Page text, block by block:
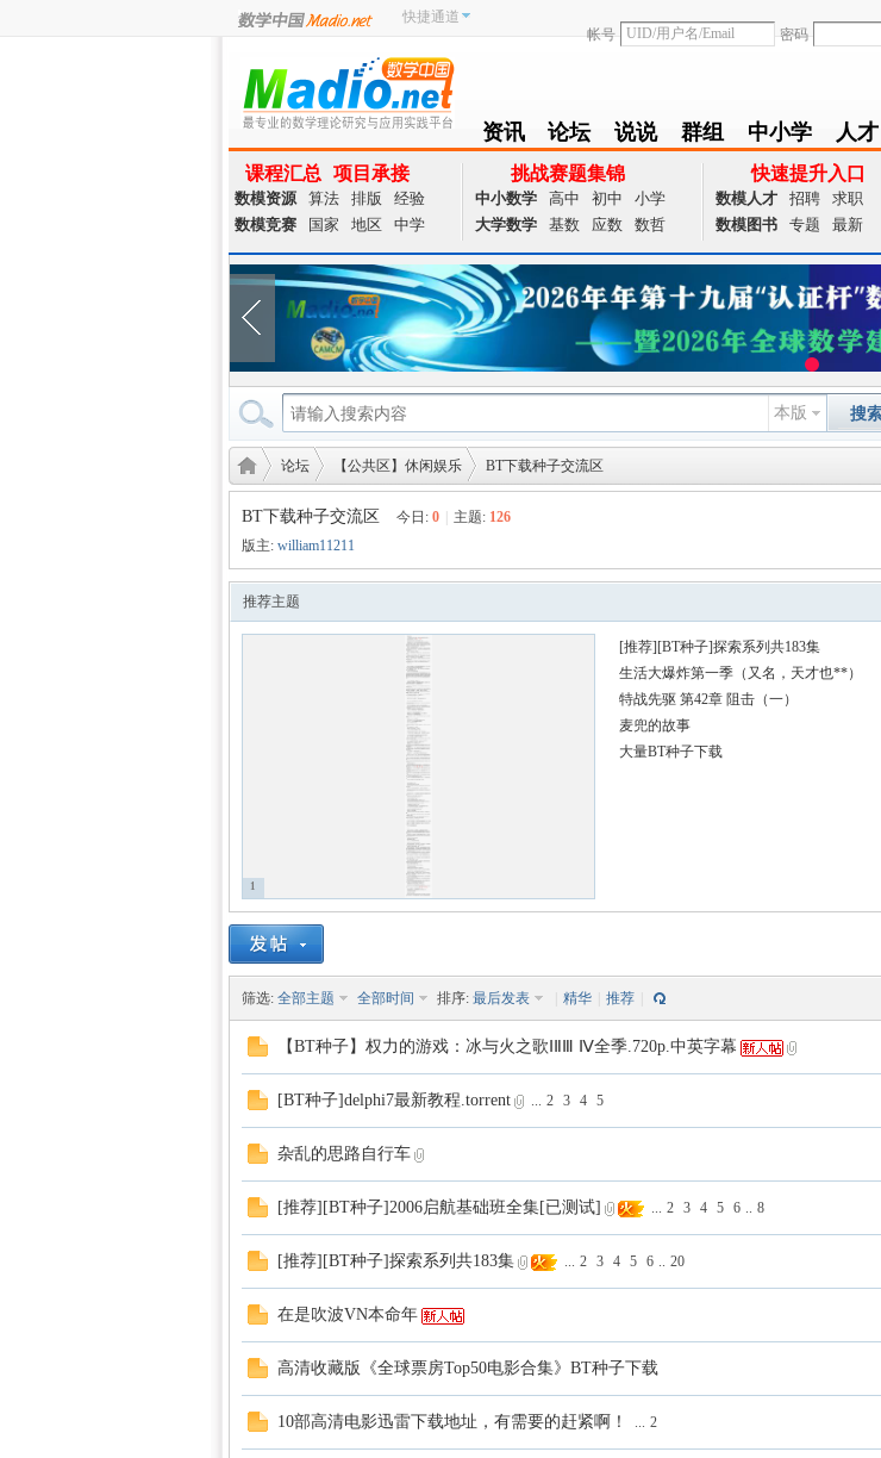
快捷通道
帐号
密码
资讯
NEWS
论坛
BBS
说说
Follow
群组
group
中小学
zxx
人才
achieve
课程汇总 项目承接
数模资源 算法 排版
经验
数模竞赛
国家 地区 中学
挑战赛题集锦
中小数学 高中 初中
小学
大学数学
基数 应数 数哲
快速提升入口
数模人才 招聘
求职
数模图书
专题 最新
本版 搜
数学»
论坛
›
【公共区】休闲娱乐
›
BT下载种子交流区
BT下载种子交流区 今日: 0 主题: 126
版主: william11211
推荐主题
1
[推荐][BT种子]探索系列共183集
生活大爆炸第一季（又名，天才也**）
特战先驱 第42章 阻击（一）
麦兜的故事
大量BT种子下载
筛选: 全部主题 全部时间 排序: 最后发表 精华 推荐
【BT种子】权力的游戏：冰与火之歌ⅠⅡⅢ Ⅳ全季.720p.中英字幕
[BT种子]delphi7最新教程.torrent ... 2 3 4 5
杂乱的思路自行车
[推荐][BT种子]2006启航基础班全集[已测试] ... 2 3 4 5 6 .. 8
[推荐][BT种子]探索系列共183集 ... 2 3 4 5 6 .. 20
在是吹波VN本命年
高清收藏版《全球票房Top50电影合集》BT种子下载
10部高清电影迅雷下载地址，有需要的赶紧啊！ ... 2